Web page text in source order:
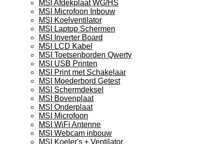
MSI Afdekplaat WG/HS
MSI Microfoon Inbouw
MSI Koelventilator
MSI Laptop Schermen
MSI Inverter Board
MSI LCD Kabel
MSI Toetsenborden Qwerty
MSI USB Printen
MSI Print met Schakelaar
MSI Moederbord Getest
MSI Schermdeksel
MSI Bovenplaat
MSI Onderplaat
MSI Microfoon
MSI WiFi Antenne
MSI Webcam inbouw
MSI Koeler's + Ventilator